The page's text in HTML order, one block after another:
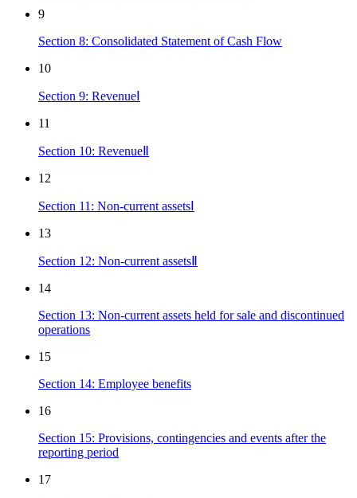
9
Section 8: Consolidated Statement of Cash Flow
10
Section 9: RevenueⅠ
11
Section 10: RevenueⅡ
12
Section 11: Non-current assetsⅠ
13
Section 12: Non-current assetsⅡ
14
Section 13: Non-current assets held for sale and discontinued
operations
15
Section 14: Employee benefits
16
Section 15: Provisions, contingencies and events after the
reporting period
17